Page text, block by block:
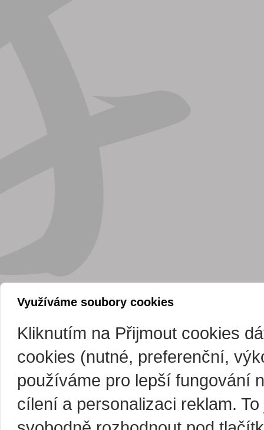
Využíváme soubory cookies
Kliknutím na Přijmout cookies
cookies (nutné, preferenční,
používáme pro lepší fungování
cílení a personalizaci reklam.